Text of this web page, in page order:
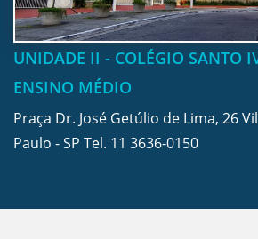
UNIDADE II - COLÉGIO SANTO
ENSINO MÉDIO
Praça Dr. José Getúlio de Lima, 26
Paulo - SP Tel. 11 3636-0150